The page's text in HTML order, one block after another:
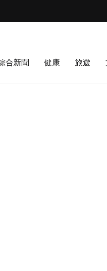
合新聞 健康 旅遊